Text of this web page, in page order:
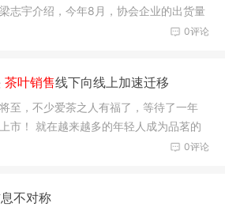
志宇介绍，今年8月，协会企业的出货量
0评论
茶叶销售线下向线上加速迁移
至，不少爱茶之人有福了，等待了一年
市！ 就在越来越多的年轻人成为品茗的
0评论
不对称